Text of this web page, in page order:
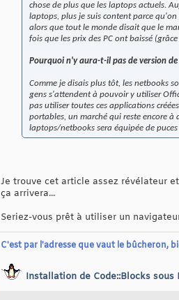
chose de plus que les laptops actuels.
laptops, plus je suis content parce
alors que tout le monde disait que le
fois que les prix des PC ont baissé
Pourquoi n'y aura-t-il pas de version
Comme je disais plus tôt, les netbooks
gens s'attendent à pouvoir y utiliser
pas utiliser toutes ces applications
portables, un marché qui reste encore à
laptops/netbooks sera équipée de
Je trouve cet article assez révélateur
ça arrivera...
Seriez-vous prêt à utiliser un
C'est par l'adresse que vaut le bûcheron,
Installation de Code::Blocks